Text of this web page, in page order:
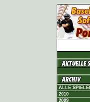
ALLE
2010
2009